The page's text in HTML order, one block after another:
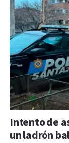
Intento de
un ladrón